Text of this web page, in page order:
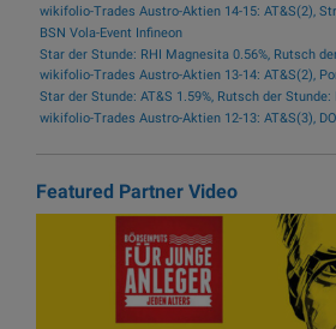
wikifolio-Trades Austro-Aktien 14-15: AT&S(2),
BSN Vola-Event Infineon
Star der Stunde: RHI Magnesita 0.56%, Rutsch
wikifolio-Trades Austro-Aktien 13-14: AT&S(2),
Star der Stunde: AT&S 1.59%, Rutsch der
wikifolio-Trades Austro-Aktien 12-13: AT&S(3),
Featured Partner Video